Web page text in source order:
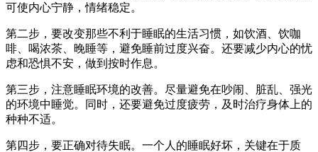
可使内心宁静，情绪稳定。
第二步，要改变那些不利于睡眠的生活习惯，如饮酒、饮咖
啡、喝浓茶、晚睡等，避免睡前过度兴奋。还要减少内心的忧
虑和恐惧不安，做到按时作息。
第三步，注意睡眠环境的改善。尽量避免在吵闹、脏乱、强光
的环境中睡觉。同时，还要避免过度疲劳，及时治疗身体上的
种种不适。
第四步，要正确对待失眠。一个人的睡眠好坏，关键在于质